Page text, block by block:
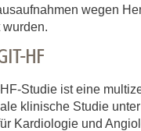
wegen
wurden.
HF
Studie ist eine
klinische Studie
Kardiologie und